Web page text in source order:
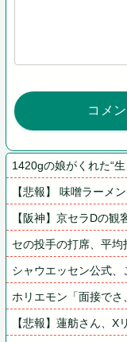
1420gの娘がくれた“生
【悲報】 味噌ラーメ
【阪神】京セラDの
セの投手の打席、平
シャウエッセン公式
ホリエモン「面接で
【悲報】蓮舫さん、